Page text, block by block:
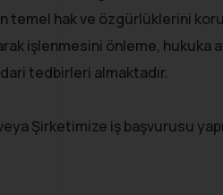
temel hak ve özgürlüklerini
işlenmesini önleme, hukuka
tedbirleri almaktadır.
Şirketimize iş başvurusu